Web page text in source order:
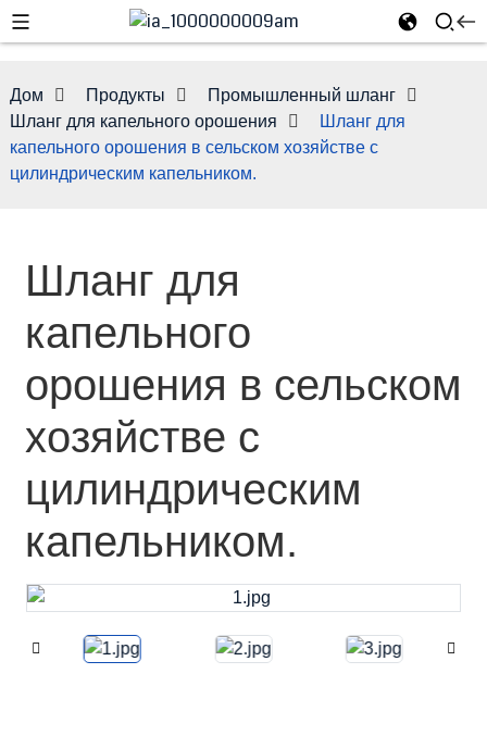
Дом Продукты
Промышленный шланг
Шланг для капельного орошения
Шланг для
капельного орошения в сельском хозяйстве с
цилиндрическим капельником.
Шланг для
капельного
орошения в сельском
хозяйстве с
цилиндрическим
капельником.